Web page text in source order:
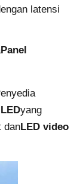
latensi
Panel
yang
danLED video